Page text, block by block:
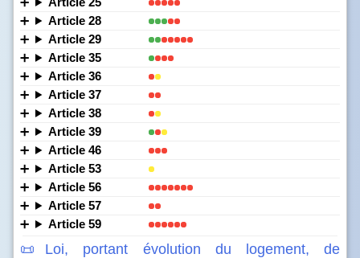
Article 28
Article 29
Article 35
Article 36
Article 37
Article 38
Article 39
Article 46
Article 53
Article 56
Article 57
Article 59
📜Loi, portant évolution du logement, de